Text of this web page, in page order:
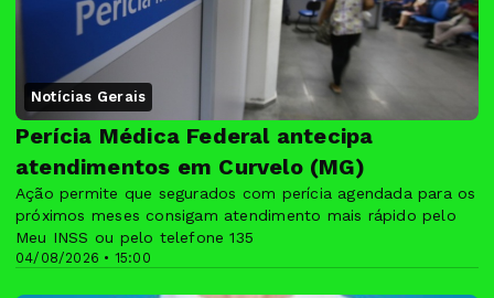
Notícias Gerais
04/08/2026 • 15:00
Perícia Médica Federal antecipa
atendimentos em Curvelo (MG)
Ação permite que segurados com perícia agendada para os
próximos meses consigam atendimento mais rápido pelo
Meu INSS ou pelo telefone 135